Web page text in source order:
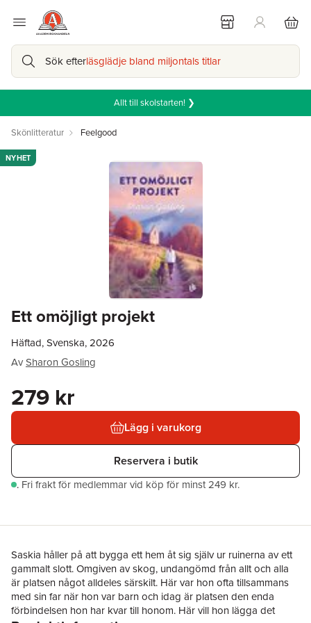
Sök efterläsglädje bland miljontals titlar
Allt till skolstarten! ❯
Skönlitteratur Feelgood
Ett omöjligt projekt
NYHET
Häftad, Svenska, 2026
AvSharon Gosling
279 kr
Lägg i varukorg
Reservera i butik
. Fri frakt för medlemmar vid köp för minst 249 kr.
Saskia håller på att bygga ett hem åt sig själv ur ruinerna av ett
gammalt slott. Omgiven av skog, undangömd från allt och alla
är platsen något alldeles särskilt. Här var hon ofta tillsammans
med sin far när hon var barn och idag är platsen den enda
förbindelsen hon har kvar till honom. Här vill hon lägga det